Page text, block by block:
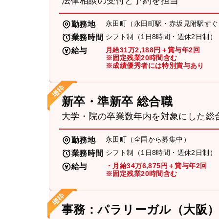
勤務地 永田町（永田町駅・赤坂見附駅すぐ
業務時間 シフト制（1日8時間・週休2日制）
給与
月給31万2,188円＋賞与年2回
※固定残業20時間含む
※成績優秀者には特別賞与あり
新卒・準新卒 総合職
大学・院の卒業数年内を対象にした総
勤務地 永田町（全国から募集中）
業務時間 シフト制（1日8時間・週休2日制）
給与
・月給34万6,875円＋賞与年2回
※固定残業20時間含む
事務：パラリーガル（大阪）